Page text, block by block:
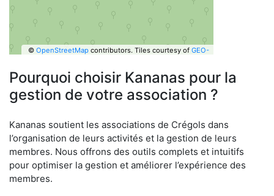
© OpenStreetMapcontributors. Tiles courtesy of GEO-
Pourquoi choisir Kananas pour la
gestion de votre association ?
Kananas soutient les associations de Crégols dans
l’organisation de leurs activités et la gestion de leurs
membres. Nous offrons des outils complets et intuitifs
pour optimiser la gestion et améliorer l’expérience des
membres.